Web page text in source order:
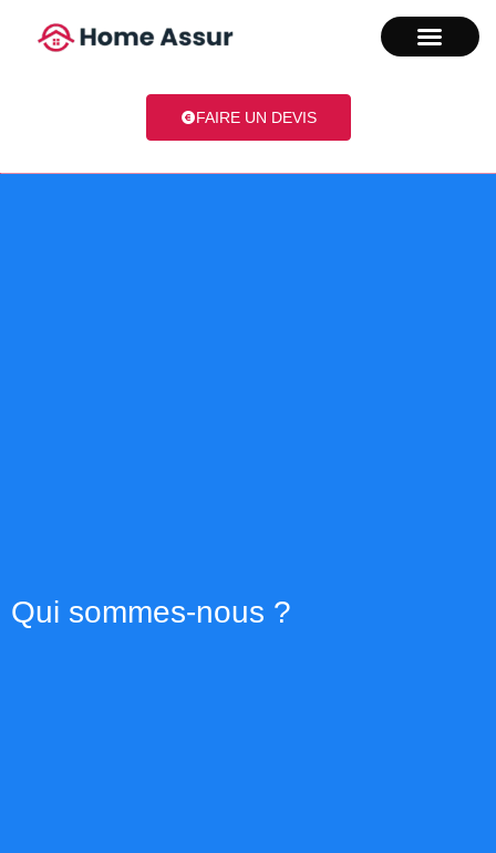
FAIRE UN DEVIS
Qui sommes-nous ?